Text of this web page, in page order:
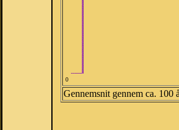
0
Gennemsnit gennem ca. 100